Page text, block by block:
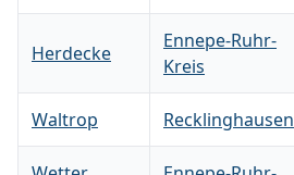
Herdecke
Ennepe-Ruhr-
Kreis
Waltrop Recklinghausen